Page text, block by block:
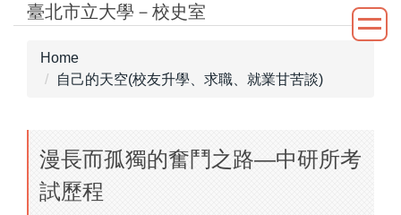
Jump
臺北市立大學－校史室
Home
自己的天空(校友升學、求職、就業甘苦談)
漫長而孤獨的奮鬥之路—中研所考
試歷程